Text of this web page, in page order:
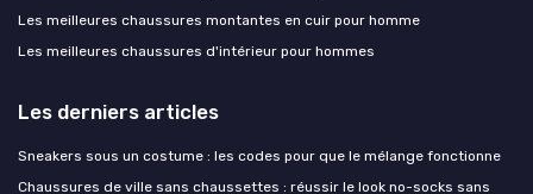
Les meilleures chaussures montantes en cuir pour homme
Les meilleures chaussures d'intérieur pour hommes
Les derniers articles
Sneakers sous un costume : les codes pour que le mélange fonctionne
Chaussures de ville sans chaussettes : réussir le look no-socks sans